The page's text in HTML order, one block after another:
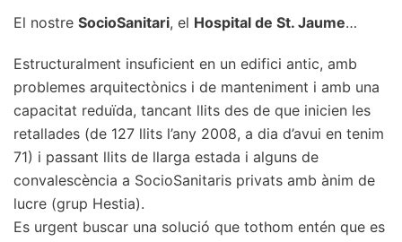
El nostre SocioSanitari, el Hospital de St. Jaume…
Estructuralment insuficient en un edifici antic, amb
problemes arquitectònics i de manteniment i amb una
capacitat reduïda, tancant llits des de que inicien les
retallades (de 127 llits l’any 2008, a dia d’avui en tenim
71) i passant llits de llarga estada i alguns de
convalescència a SocioSanitaris privats amb ànim de
lucre (grup Hestia).
Es urgent buscar una solució que tothom entén que es